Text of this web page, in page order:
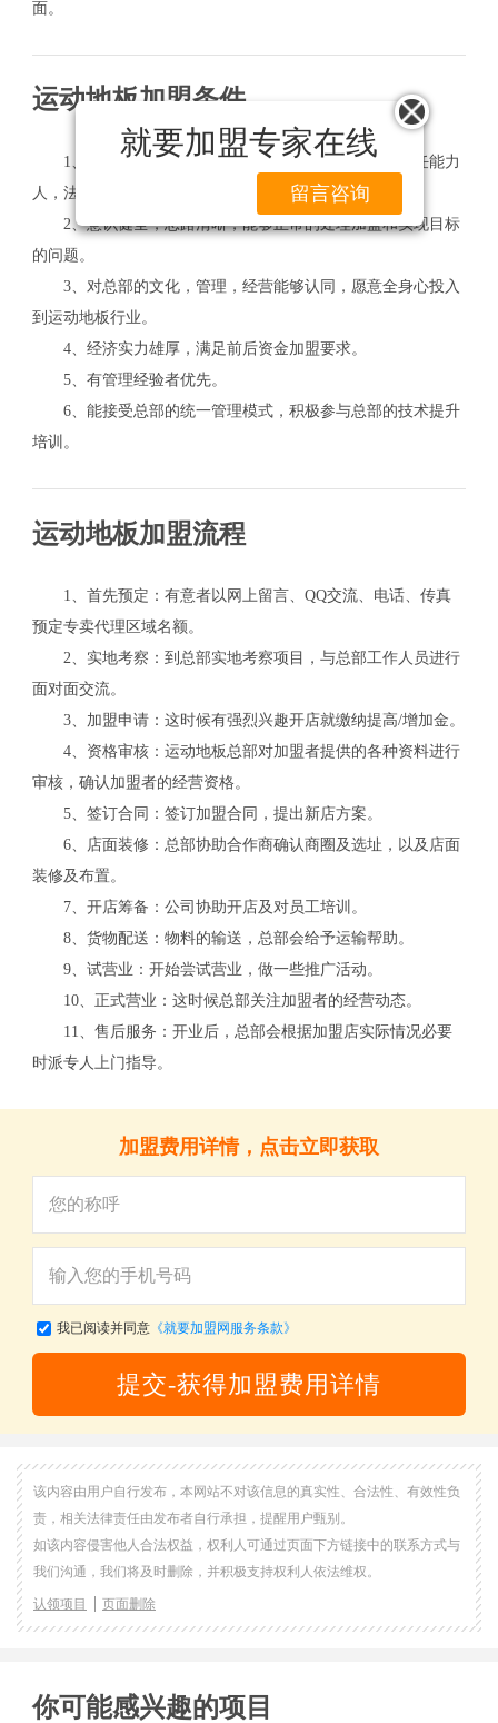
关
就要加盟专家在线
留言咨询
面。
运动地板加盟条件
1、申请人须年满18周岁以上，必须具有独立民事责任能力
人，法人或自然人。
2、意识健全，思路清晰，能够正常的处理加盟和实现目标
的问题。
3、对总部的文化，管理，经营能够认同，愿意全身心投入
到运动地板行业。
4、经济实力雄厚，满足前后资金加盟要求。
5、有管理经验者优先。
6、能接受总部的统一管理模式，积极参与总部的技术提升
培训。
运动地板加盟流程
1、首先预定：有意者以网上留言、QQ交流、电话、传真
预定专卖代理区域名额。
2、实地考察：到总部实地考察项目，与总部工作人员进行
面对面交流。
3、加盟申请：这时候有强烈兴趣开店就缴纳提高/增加金。
4、资格审核：运动地板总部对加盟者提供的各种资料进行
审核，确认加盟者的经营资格。
5、签订合同：签订加盟合同，提出新店方案。
6、店面装修：总部协助合作商确认商圈及选址，以及店面
装修及布置。
7、开店筹备：公司协助开店及对员工培训。
8、货物配送：物料的输送，总部会给予运输帮助。
9、试营业：开始尝试营业，做一些推广活动。
10、正式营业：这时候总部关注加盟者的经营动态。
11、售后服务：开业后，总部会根据加盟店实际情况必要
时派专人上门指导。
加盟费用详情，点击立即获取
我已阅读并同意《就要加盟网服务条款》
提交-获得加盟费用详情
该内容由用户自行发布，本网站不对该信息的真实性、合法性、有效性负
责，相关法律责任由发布者自行承担，提醒用户甄别。
如该内容侵害他人合法权益，权利人可通过页面下方链接中的联系方式与
我们沟通，我们将及时删除，并积极支持权利人依法维权。
认领项目 页面删除
你可能感兴趣的项目